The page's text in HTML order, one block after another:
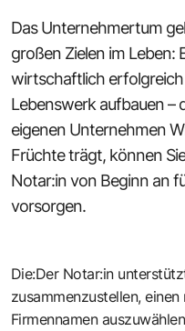
Das Unternehmertum
großen Zielen im Leben:
wirtschaftlich erfolgreich
Lebenswerk aufbauen –
eigenen Unternehmen
Früchte trägt, können
Notar:in von Beginn an
vorsorgen.
Die:Der Notar:in
zusammenzustellen,
Firmennamen